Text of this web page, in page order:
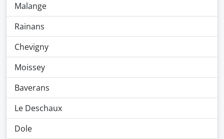
Malange
Rainans
Chevigny
Moissey
Baverans
Le Deschaux
Dole